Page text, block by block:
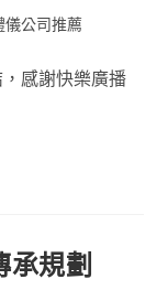
儀公司推薦
感謝快樂廣播
規劃